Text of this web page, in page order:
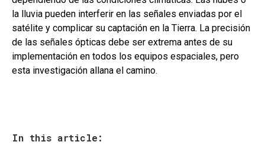
la lluvia pueden interferir en las señales enviadas por el
satélite y complicar su captación en la Tierra. La precisión
de las señales ópticas debe ser extrema antes de su
implementación en todos los equipos espaciales, pero
esta investigación allana el camino.
In this article: